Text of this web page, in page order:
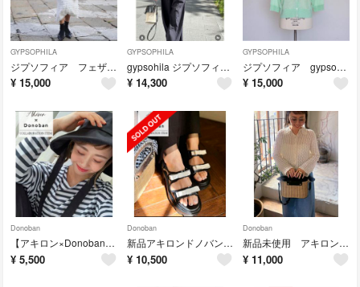
GYPSOPHILA
ジプソフィア フェザースカート GPS-331 Feather Skirt
¥ 15,000
GYPSOPHILA
gypsohila ジプソフィア クロワッサンブースター キャミ ビスチェ 36
¥ 14,300
GYPSOPHILA
ジプソフィア gypsohila フレッシュポロ ミント
¥ 15,000
Donoban
【アキロン×Donobanコラボ】 UVリネンワイドブリムハット
¥ 5,500
Donoban
新品アキロンドノバンXS akiron donoban エナメルリボンサンダル
¥ 10,500
Donoban
新品未使用 アキロン×Donobanコラボ ノットプティカゴバッグ
¥ 11,000